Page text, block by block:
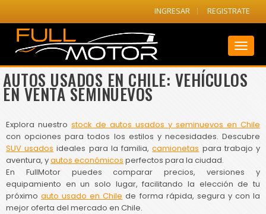
INGRESAR REGISTRATE
AUTOS USADOS EN CHILE: VEHÍCULOS
EN VENTA SEMINUEVOS
Explora nuestro stock de autos usados y seminuevos en Chile
con opciones para todos los estilos y necesidades. Descubre
SUV usados ideales para la familia,camionetas para trabajo y
aventura, yautos económicos perfectos para la ciudad.
En FullMotor puedes comparar precios, versiones y
equipamiento en un solo lugar, facilitando la elección de tu
próximoauto usado en Chile de forma rápida, segura y con la
mejor oferta del mercado en Chile.